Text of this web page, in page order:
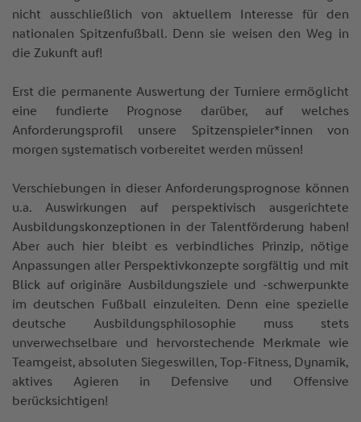
nicht ausschließlich von aktuellem Interesse für den
nationalen Spitzenfußball. Denn sie weisen den Weg in
die Zukunft auf!
Erst die permanente Auswertung der Turniere ermöglicht
eine fundierte Prognose darüber, auf welches
Anforderungsprofil unsere Spitzenspieler*innen von
morgen systematisch vorbereitet werden müssen!
Verschiebungen in dieser Anforderungsprognose können
u.a. Auswirkungen auf perspektivisch ausgerichtete
Ausbildungskonzeptionen in der Talentförderung haben!
Aber auch hier bleibt es verbindliches Prinzip, nötige
Anpassungen aller Perspektivkonzepte sorgfältig und mit
Blick auf originäre Ausbildungsziele und -schwerpunkte
im deutschen Fußball einzuleiten. Denn eine spezielle
deutsche Ausbildungsphilosophie muss stets
unverwechselbare und hervorstechende Merkmale wie
Teamgeist, absoluten Siegeswillen, Top-Fitness, Dynamik,
aktives Agieren in Defensive und Offensive
berücksichtigen!